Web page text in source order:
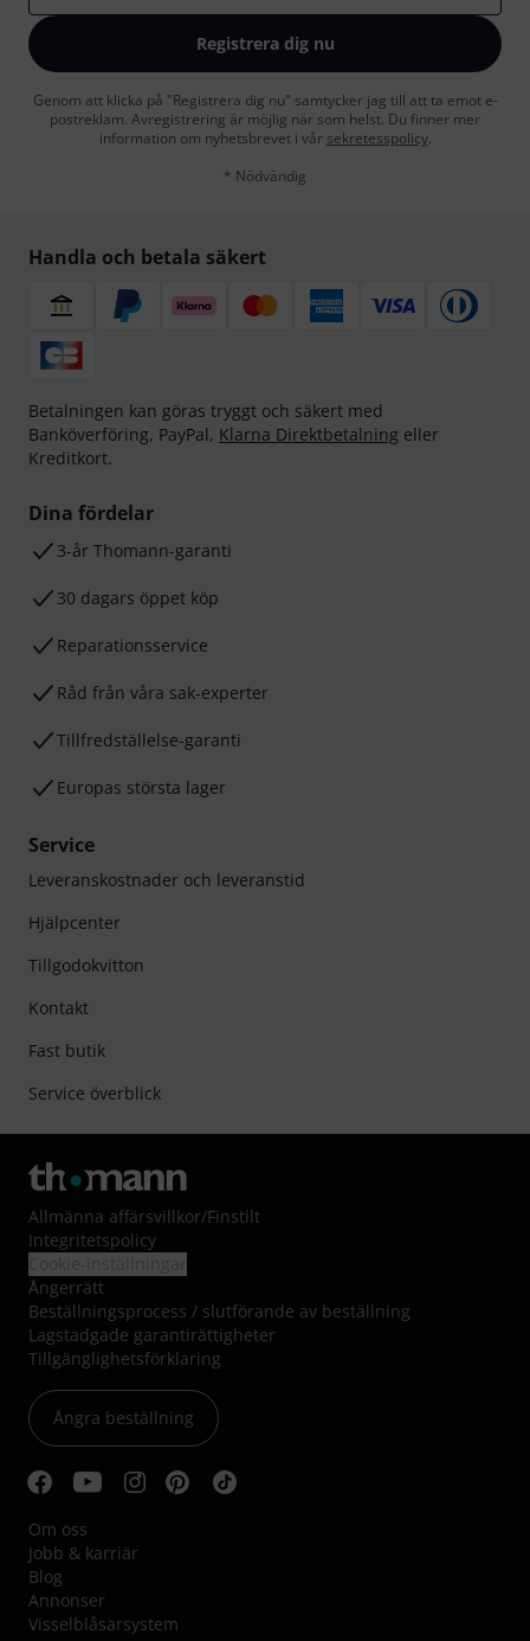
Registrera dig nu
Genom att klicka på "Registrera dig nu" samtycker jag till att ta emot e-
postreklam. Avregistrering är möjlig när som helst. Du finner mer
information om nyhetsbrevet i vår sekretesspolicy.
* Nödvändig
Handla och betala säkert
Betalningen kan göras tryggt och säkert med
Banköverföring, PayPal, Klarna Direktbetalning eller
Kreditkort.
Dina fördelar
3-år Thomann-garanti
30 dagars öppet köp
Reparationsservice
Råd från våra sak-experter
Tillfredställelse-garanti
Europas största lager
Service
Leveranskostnader och leveranstid
Hjälpcenter
Tillgodokvitton
Kontakt
Fast butik
Service överblick
Allmänna affärsvillkor/Finstilt
Integritetspolicy
Ångerrätt
Beställningsprocess / slutförande av beställning
Lagstadgade garantirättigheter
Tillgänglighetsförklaring
Ångra beställning
Om oss
Jobb & karriär
Blog
Annonser
Visselblåsarsystem